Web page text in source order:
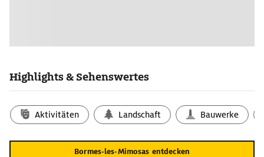
Highlights & Sehenswertes
Aktivitäten Landschaft Bauwerke
Bormes-les-Mimosas entdecken